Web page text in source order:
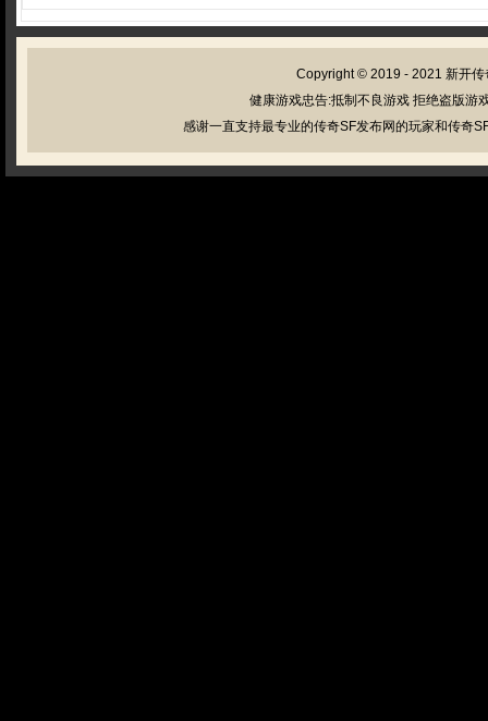
Copyright © 2019 - 2021 新开传
健康游戏忠告:抵制不良游戏 拒绝盗版游
感谢一直支持最专业的传奇SF发布网的玩家和传奇